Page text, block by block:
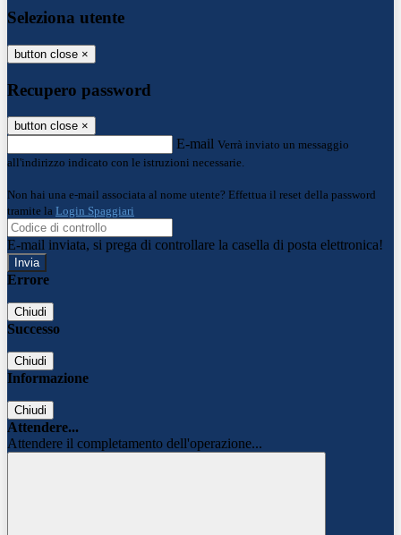
Seleziona utente
button close ×
Recupero password
button close ×
E-mail Verrà inviato un messaggio
all'indirizzo indicato con le istruzioni necessarie.
Non hai una e-mail associata al nome utente? Effettua il reset della password
tramite la Login Spaggiari
E-mail inviata, si prega di controllare la casella di posta elettronica!
Errore
Chiudi
Successo
Chiudi
Informazione
Chiudi
Attendere...
Attendere il completamento dell'operazione...